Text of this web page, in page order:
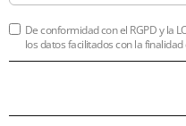
De conformidad con el RGPD y la
los datos facilitados con la